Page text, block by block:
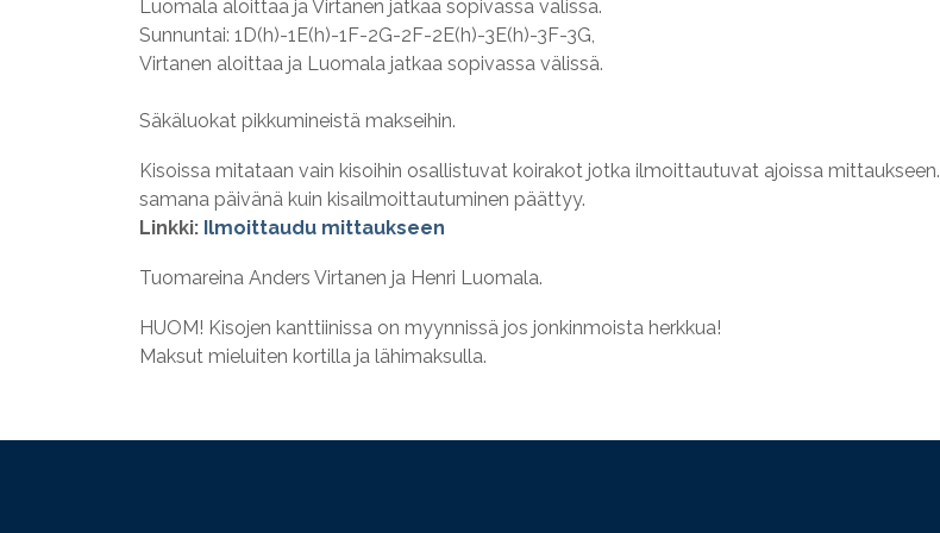
Luomala aloittaa ja Virtanen jatkaa sopivassa välissä.
Sunnuntai: 1D(h)-1E(h)-1F-2G-2F-2E(h)-3E(h)-3F-3G,
Virtanen aloittaa ja Luomala jatkaa sopivassa välissä.
Säkäluokat pikkumineistä makseihin.
Kisoissa mitataan vain kisoihin osallistuvat koirakot jotka ilmoittautuvat ajoissa mittaukseen.
samana päivänä kuin kisailmoittautuminen päättyy.
Linkki: Ilmoittaudu mittaukseen
Tuomareina Anders Virtanen ja Henri Luomala.
HUOM! Kisojen kanttiinissa on myynnissä jos jonkinmoista herkkua!
Maksut mieluiten kortilla ja lähimaksulla.